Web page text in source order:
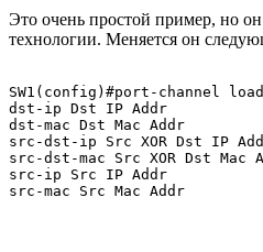
Это очень простой пример, но он
технологии. Меняется он
SW1(config)#port-channel
dst-ip Dst IP Addr
dst-mac Dst Mac Addr
src-dst-ip Src XOR Dst IP
src-dst-mac Src XOR Dst Mac
src-ip Src IP Addr
src-mac Src Mac Addr